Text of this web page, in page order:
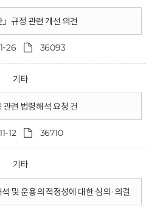
」규정 관련 개선 의견
26 36093
기타
련 법령해석 요청 건
12 36710
기타
및 운용의 적정성에 대한 심의·의결